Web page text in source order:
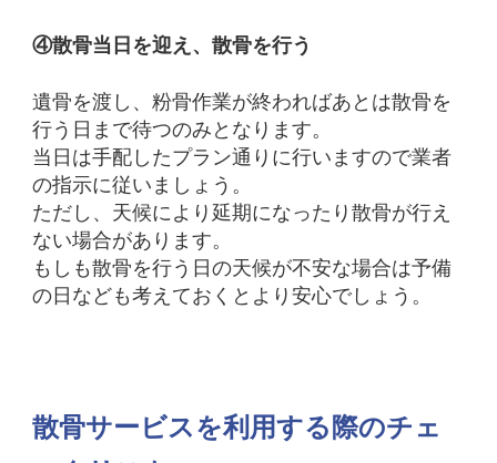
④散骨当日を迎え、散骨を行う
遺骨を渡し、粉骨作業が終わればあとは散骨を
行う日まで待つのみとなります。
当日は手配したプラン通りに行いますので業者
の指示に従いましょう。
ただし、天候により延期になったり散骨が行え
ない場合があります。
もしも散骨を行う日の天候が不安な場合は予備
の日なども考えておくとより安心でしょう。
散骨サービスを利用する際のチェ